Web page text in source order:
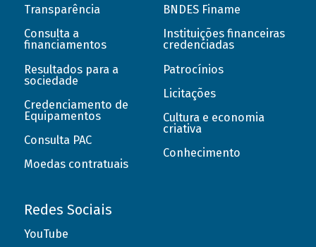
Transparência
Consulta a
financiamentos
Resultados para a
sociedade
Credenciamento de
Equipamentos
Consulta PAC
Moedas contratuais
BNDES Finame
Instituições financeiras
credenciadas
Patrocínios
Licitações
Cultura e economia
criativa
Conhecimento
Redes Sociais
YouTube